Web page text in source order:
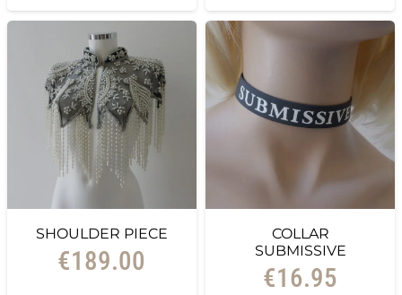
SHOULDER PIECE
€189.00
COLLAR
SUBMISSIVE
€16.95